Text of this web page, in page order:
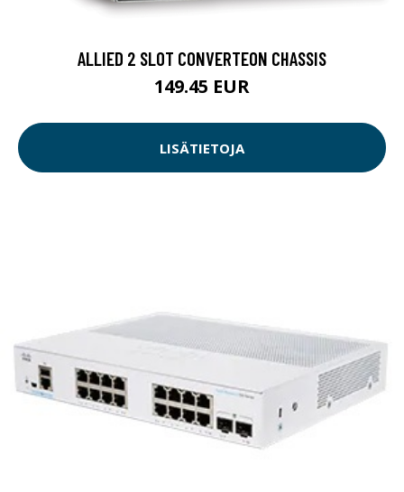
ALLIED 2 SLOT CONVERTEON CHASSIS
149.45 EUR
LISÄTIETOJA